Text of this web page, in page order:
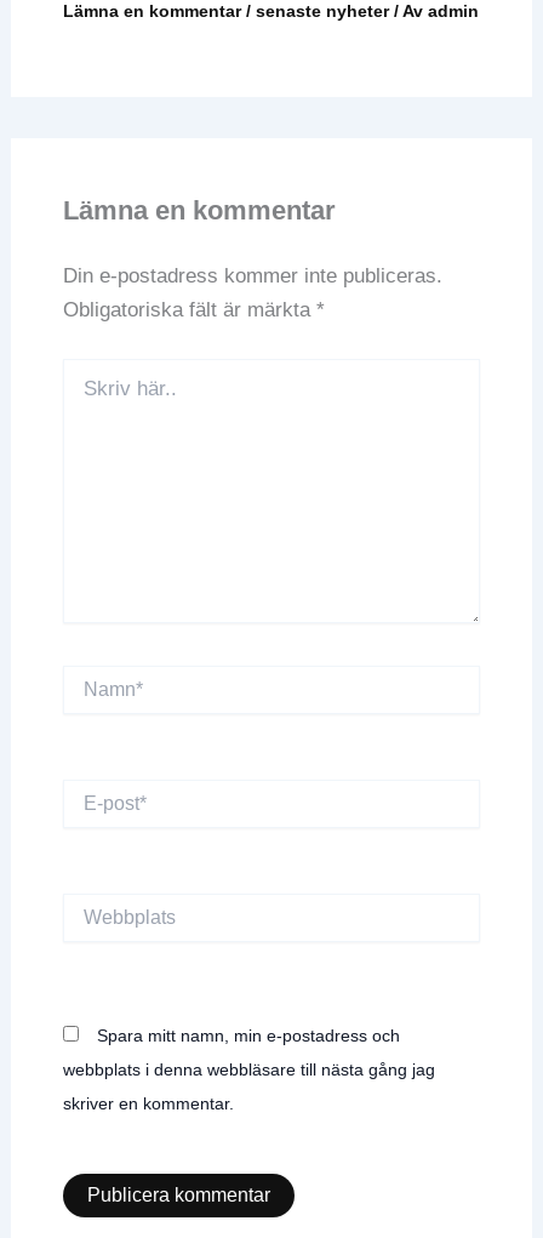
Lämna en kommentar / senaste nyheter/ Av admin
Lämna en kommentar
Din e-postadress kommer inte publiceras.
Obligatoriska fält är märkta *
här..
Namn*
post*
Spara mitt namn, min e-postadress och
webbplats i denna webbläsare till nästa gång jag
skriver en kommentar.